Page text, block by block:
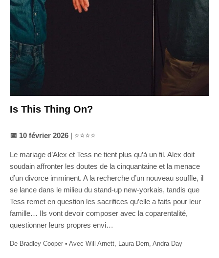
Is This Thing On?
📅 10 février 2026 | ⭐⭐⭐⭐
Le mariage d’Alex et Tess ne tient plus qu’à un fil. Alex doit
soudain affronter les doutes de la cinquantaine et la menace
d’un divorce imminent. A la recherche d’un nouveau souffle, il
se lance dans le milieu du stand-up new-yorkais, tandis que
Tess remet en question les sacrifices qu’elle a faits pour leur
famille… Ils vont devoir composer avec la coparentalité,
questionner leurs propres envi…
De Bradley Cooper • Avec Will Arnett, Laura Dern, Andra Day